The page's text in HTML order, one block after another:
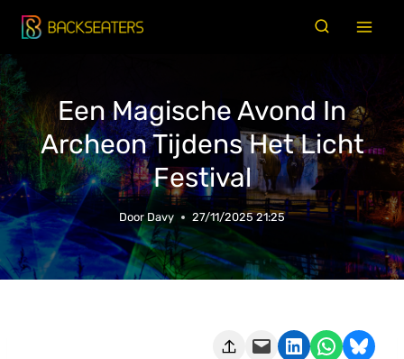
Doorgaan
naar
inhoud
Een Magische Avond In
Archeon Tijdens Het Licht
Festival
Door Davy 27/11/2025 21:25
Deze pagina e-mailen Delen op LinkedIn Delen via WhatsApp Share on Bluesky